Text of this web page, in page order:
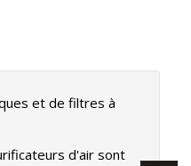
et de filtres à
d'air sont